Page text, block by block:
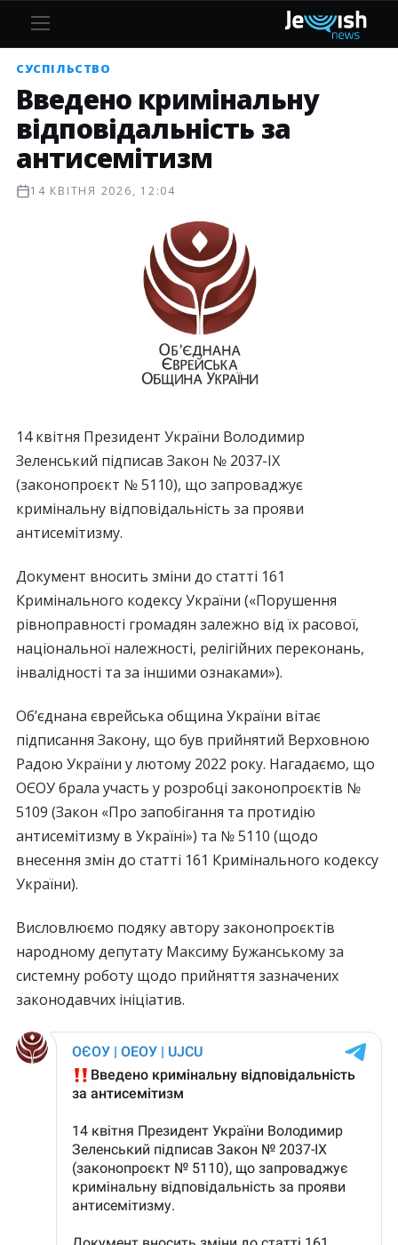
СУСПІЛЬСТВО
Введено кримінальну
відповідальність за
антисемітизм
14 КВІТНЯ 2026, 12:04
14 квітня Президент України Володимир
Зеленський підписав Закон № 2037-ІХ
(законопроєкт № 5110), що запроваджує
кримінальну відповідальність за прояви
антисемітизму.
Документ вносить зміни до статті 161
Кримінального кодексу України («Порушення
рівноправності громадян залежно від їх расової,
національної належності, релігійних переконань,
інвалідності та за іншими ознаками»).
Об’єднана єврейська община України вітає
підписання Закону, що був прийнятий Верховною
Радою України у лютому 2022 року. Нагадаємо, що
ОЄОУ брала участь у розробці законопроєктів №
5109 (Закон «Про запобігання та протидію
антисемітизму в Україні») та № 5110 (щодо
внесення змін до статті 161 Кримінального кодексу
України).
Висловлюємо подяку автору законопроєктів
народному депутату Максиму Бужанському за
системну роботу щодо прийняття зазначених
законодавчих ініціатив.